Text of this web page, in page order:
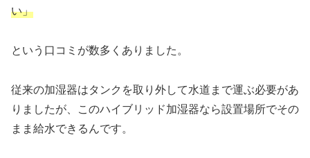
い」
という口コミが数多くありました。
従来の加湿器はタンクを取り外して水道まで運ぶ必要があ
りましたが、このハイブリッド加湿器なら設置場所でその
まま給水できるんです。